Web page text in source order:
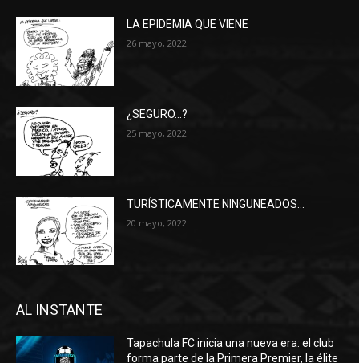
LA EPIDEMIA QUE VIENE
26 mayo, 2022
¿SEGURO…?
25 mayo, 2022
TURÍSTICAMENTE NINGUNEADOS…
20 mayo, 2022
AL INSTANTE
Tapachula FC inicia una nueva era: el club
forma parte de la Primera Premier, la élite